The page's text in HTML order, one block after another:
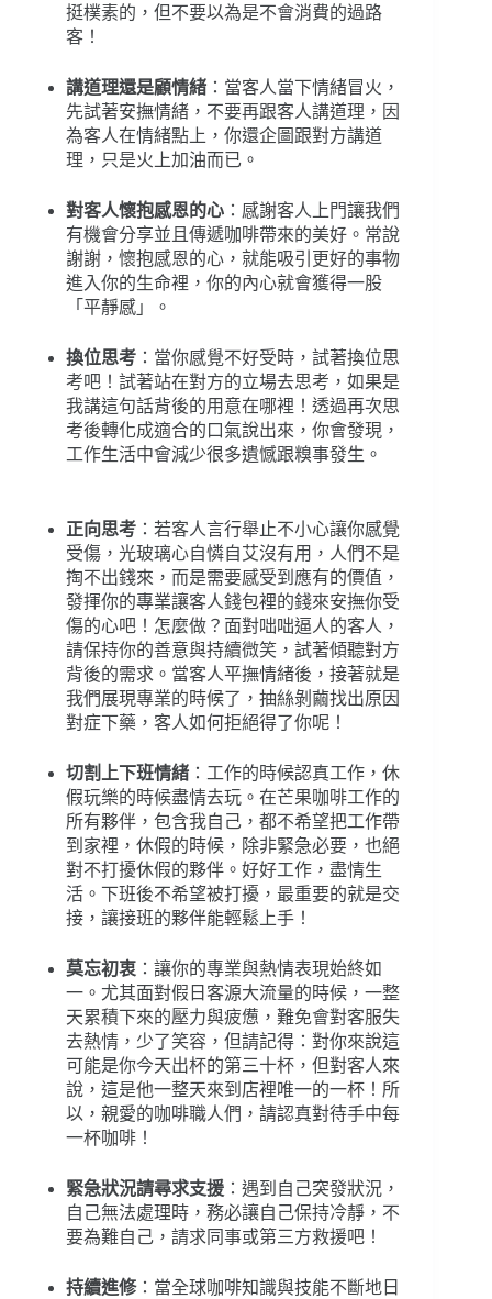
挺樸素的，但不要以為是不會消費的過路
客！
講道理還是顧情緒 ：當客人當下情緒冒火，
先試著安撫情緒，不要再跟客人講道理，因
為客人在情緒點上，你還企圖跟對方講道
理，只是火上加油而已。
對客人懷抱感恩的心 ：感謝客人上門讓我們
有機會分享並且傳遞咖啡帶來的美好。常說
謝謝，懷抱感恩的心，就能吸引更好的事物
進入你的生命裡，你的內心就會獲得一股
「平靜感」。
換位思考 ：當你感覺不好受時，試著換位思
考吧！試著站在對方的立場去思考，如果是
我講這句話背後的用意在哪裡！透過再次思
考後轉化成適合的口氣說出來，你會發現，
工作生活中會減少很多遺憾跟糗事發生。
正向思考 ：若客人言行舉止不小心讓你感覺
受傷，光玻璃心自憐自艾沒有用，人們不是
掏不出錢來，而是需要感受到應有的價值，
發揮你的專業讓客人錢包裡的錢來安撫你受
傷的心吧！怎麼做？面對咄咄逼人的客人，
請保持你的善意與持續微笑，試著傾聽對方
背後的需求。當客人平撫情緒後，接著就是
我們展現專業的時候了，抽絲剝繭找出原因
對症下藥，客人如何拒絕得了你呢！
切割上下班情緒 ：工作的時候認真工作，休
假玩樂的時候盡情去玩。在芒果咖啡工作的
所有夥伴，包含我自己，都不希望把工作帶
到家裡，休假的時候，除非緊急必要，也絕
對不打擾休假的夥伴。好好工作，盡情生
活。下班後不希望被打擾，最重要的就是交
接，讓接班的夥伴能輕鬆上手！
莫忘初衷 ：讓你的專業與熱情表現始終如
一。尤其面對假日客源大流量的時候，一整
天累積下來的壓力與疲憊，難免會對客服失
去熱情，少了笑容，但請記得：對你來說這
可能是你今天出杯的第三十杯，但對客人來
說，這是他一整天來到店裡唯一的一杯！所
以，親愛的咖啡職人們，請認真對待手中每
一杯咖啡！
緊急狀況請尋求支援 ：遇到自己突發狀況，
自己無法處理時，務必讓自己保持冷靜，不
要為難自己，請求同事或第三方救援吧！
持續進修：當全球咖啡知識與技能不斷地日